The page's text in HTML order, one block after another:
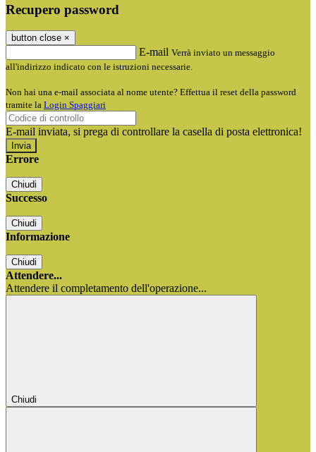
Recupero password
button close ×
E-mail Verrà inviato un messaggio
all'indirizzo indicato con le istruzioni necessarie.
Non hai una e-mail associata al nome utente? Effettua il reset della password
tramite la Login Spaggiari
E-mail inviata, si prega di controllare la casella di posta elettronica!
Errore
Chiudi
Successo
Chiudi
Informazione
Chiudi
Attendere...
Attendere il completamento dell'operazione...
Chiudi